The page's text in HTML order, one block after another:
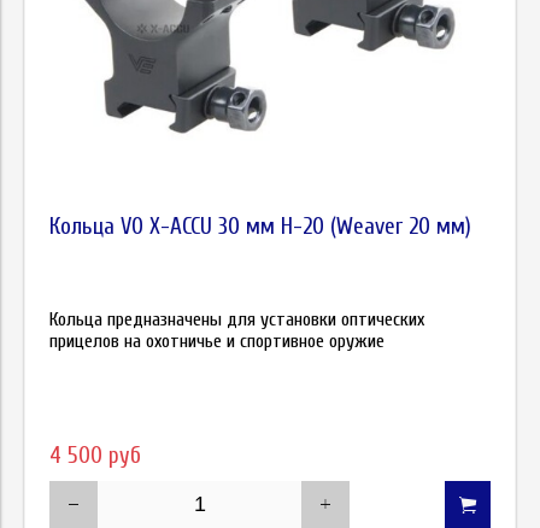
Кольца VO X-ACCU 30 мм Н-20 (Weaver 20 мм)
Кольца предназначены для установки оптических
прицелов на охотничье и спортивное оружие
4 500 руб